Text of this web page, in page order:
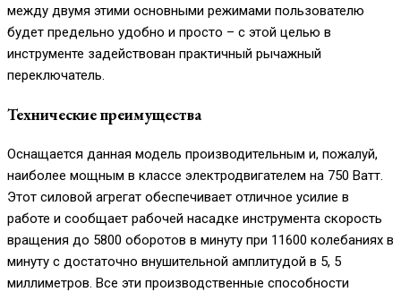
между двумя этими основными режимами пользователю
будет предельно удобно и просто – с этой целью в
инструменте задействован практичный рычажный
переключатель.
Технические преимущества
Оснащается данная модель производительным и, пожалуй,
наиболее мощным в классе электродвигателем на 750 Ватт.
Этот силовой агрегат обеспечивает отличное усилие в
работе и сообщает рабочей насадке инструмента скорость
вращения до 5800 оборотов в минуту при 11600 колебаниях в
минуту с достаточно внушительной амплитудой в 5, 5
миллиметров. Все эти производственные способности